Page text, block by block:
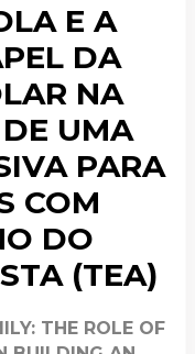
E A
DA
NA
UMA
PARA
COM
DO
(TEA)
THE ROLE OF